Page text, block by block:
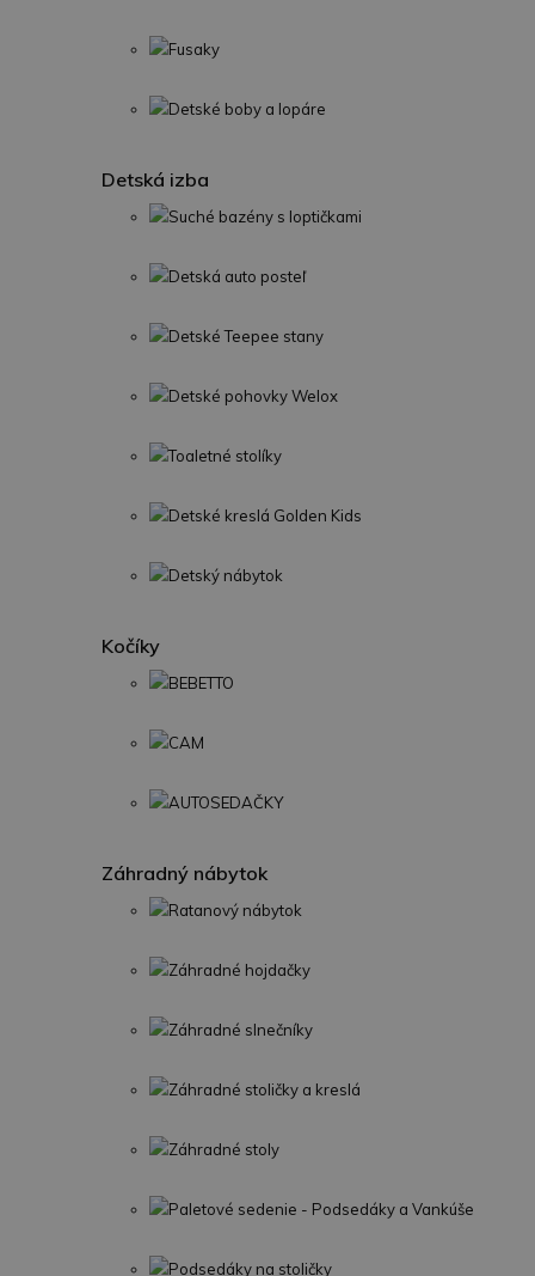
Fusaky
Detské boby a lopáre
Detská izba
Suché bazény s loptičkami
Detská auto posteľ
Detské Teepee stany
Detské pohovky Welox
Toaletné stolíky
Detské kreslá Golden Kids
Detský nábytok
Kočíky
BEBETTO
CAM
AUTOSEDAČKY
Záhradný nábytok
Ratanový nábytok
Záhradné hojdačky
Záhradné slnečníky
Záhradné stoličky a kreslá
Záhradné stoly
Paletové sedenie - Podsedáky a Vankúše
Podsedáky na stoličky